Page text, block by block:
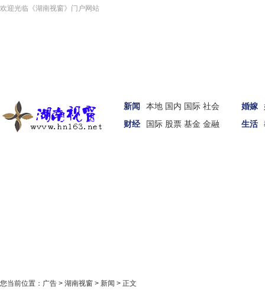
欢迎光临《湖南视窗》门户网站
新闻 本地 国内 国际 社会
财经
国际 股票 基金 金融
婚嫁
生活
您当前位置： 广告 > 湖南视窗 > 新闻 > 正文